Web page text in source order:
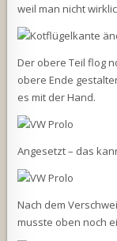
weil man nicht
Der obere Teil flog
obere Ende
es mit der Hand.
Angesetzt – das
Nach dem
musste oben noch